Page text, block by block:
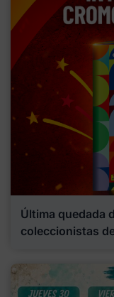
Última quedada
coleccionistas